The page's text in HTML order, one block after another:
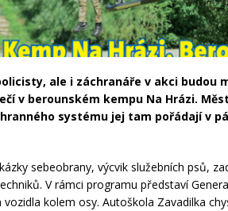
policisty, ale i záchranáře v akci budou
v berounském kempu Na Hrázi.
systému jej tam pořádají v
sebeobrany, výcvik služebních psů,
V rámci programu představí
kolem osy. Autoškola Zavadilka